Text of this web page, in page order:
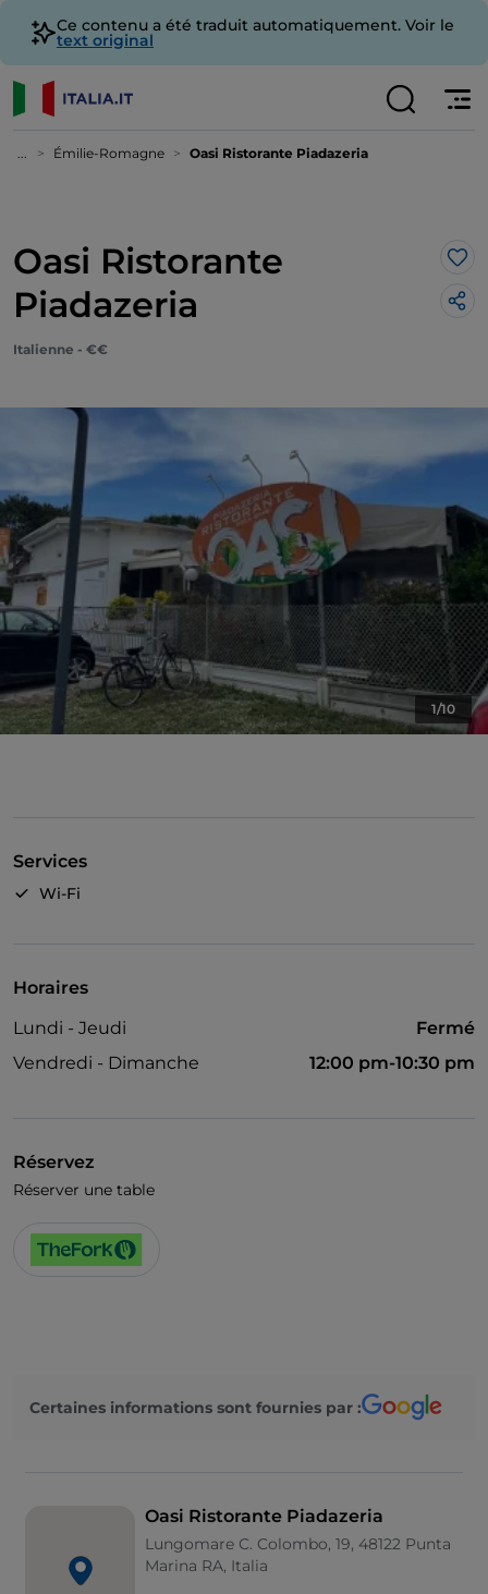
Ce contenu a été traduit automatiquement. Voir le
text original
... Émilie-Romagne Oasi Ristorante Piadazeria
Oasi Ristorante
Piadazeria
Italienne - €€
1/10
Services
Wi-Fi
Horaires
Lundi - Jeudi
Fermé
Vendredi - Dimanche
12:00 pm-10:30 pm
Réservez
Réserver une table
Certaines informations sont fournies par :
Oasi Ristorante Piadazeria
Lungomare C. Colombo, 19, 48122 Punta
Marina RA, Italia